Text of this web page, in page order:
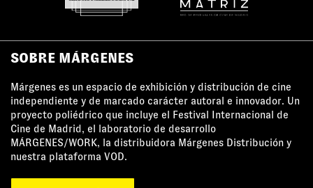
SOBRE MÁRGENES
Márgenes es un espacio de exhibición y distribución de cine
independiente y de marcado carácter autoral e innovador. Un
proyecto poliédrico que incluye el Festival Internacional de
Cine de Madrid, el laboratorio de desarrollo
MÁRGENES/WORK, la distribuidora Márgenes Distribución y
nuestra plataforma VOD.